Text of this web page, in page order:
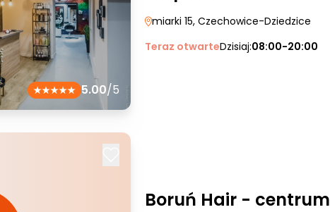
5.00/5
miarki 15, Czechowice-Dziedzice
Teraz otwarteDzisiaj:08:00-20:00
Boruń Hair - centrum